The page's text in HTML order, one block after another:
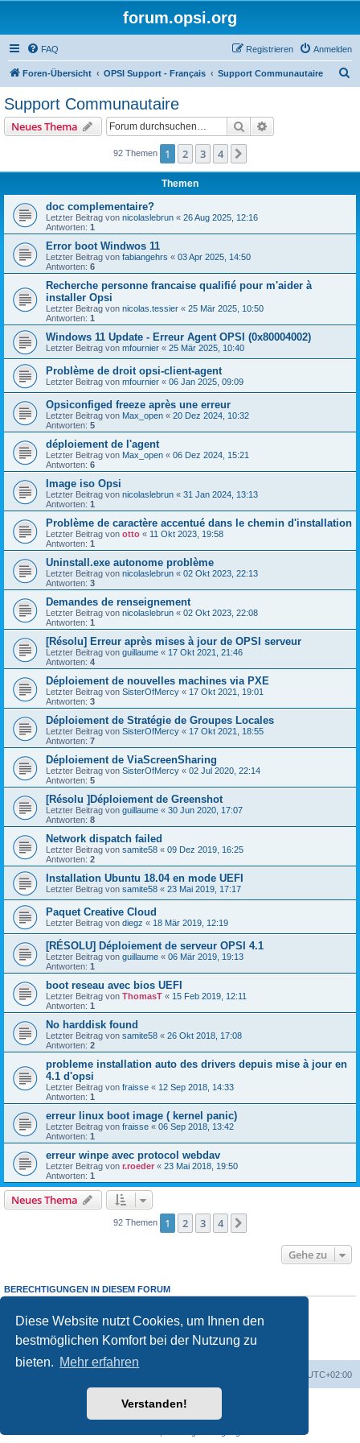
Diese Website nutzt Cookies, um Ihnen den
bestmöglichen Komfort bei der Nutzung zu
bieten. Mehr erfahren
Verstanden!
forum.opsi.org
FAQ Anmelden
Registrieren
Foren-Übersicht OPSI Support - Français Support Communautaire
Support Communautaire
Neues Thema Suche
92 Themen 1 2 3 4
Themen
doc complementaire?
Letzter Beitrag von nicolaslebrun « 26 Aug 2025, 12:16
Antworten: 1
Error boot Windwos 11
Letzter Beitrag von fabiangehrs « 03 Apr 2025, 14:50
Antworten: 6
Recherche personne francaise qualifié pour m'aider à
installer Opsi
Letzter Beitrag von nicolas.tessier « 25 Mär 2025, 10:50
Antworten: 1
Windows 11 Update - Erreur Agent OPSI (0x80004002)
Letzter Beitrag von mfournier « 25 Mär 2025, 10:40
Problème de droit opsi-client-agent
Letzter Beitrag von mfournier « 06 Jan 2025, 09:09
Opsiconfiged freeze après une erreur
Letzter Beitrag von Max_open « 20 Dez 2024, 10:32
Antworten: 5
déploiement de l'agent
Letzter Beitrag von Max_open « 06 Dez 2024, 15:21
Antworten: 6
Image iso Opsi
Letzter Beitrag von nicolaslebrun « 31 Jan 2024, 13:13
Antworten: 1
Problème de caractère accentué dans le chemin d'installation
Letzter Beitrag von otto « 11 Okt 2023, 19:58
Antworten: 1
Uninstall.exe autonome problème
Letzter Beitrag von nicolaslebrun « 02 Okt 2023, 22:13
Antworten: 3
Demandes de renseignement
Letzter Beitrag von nicolaslebrun « 02 Okt 2023, 22:08
Antworten: 1
[Résolu] Erreur après mises à jour de OPSI serveur
Letzter Beitrag von guillaume « 17 Okt 2021, 21:46
Antworten: 4
Déploiement de nouvelles machines via PXE
Letzter Beitrag von SisterOfMercy « 17 Okt 2021, 19:01
Antworten: 3
Déploiement de Stratégie de Groupes Locales
Letzter Beitrag von SisterOfMercy « 17 Okt 2021, 18:55
Antworten: 7
Déploiement de ViaScreenSharing
Letzter Beitrag von SisterOfMercy « 02 Jul 2020, 22:14
Antworten: 5
[Résolu ]Déploiement de Greenshot
Letzter Beitrag von guillaume « 30 Jun 2020, 17:07
Antworten: 8
Network dispatch failed
Letzter Beitrag von samite58 « 09 Dez 2019, 16:25
Antworten: 2
Installation Ubuntu 18.04 en mode UEFI
Letzter Beitrag von samite58 « 23 Mai 2019, 17:17
Paquet Creative Cloud
Letzter Beitrag von diegz « 18 Mär 2019, 12:19
[RÉSOLU] Déploiement de serveur OPSI 4.1
Letzter Beitrag von guillaume « 06 Mär 2019, 19:13
Antworten: 1
boot reseau avec bios UEFI
Letzter Beitrag von ThomasT « 15 Feb 2019, 12:11
Antworten: 1
No harddisk found
Letzter Beitrag von samite58 « 26 Okt 2018, 17:08
Antworten: 2
probleme installation auto des drivers depuis mise à jour en
4.1 d'opsi
Letzter Beitrag von fraisse « 12 Sep 2018, 14:33
Antworten: 1
erreur linux boot image ( kernel panic)
Letzter Beitrag von fraisse « 06 Sep 2018, 13:42
Antworten: 1
erreur winpe avec protocol webdav
Letzter Beitrag von r.roeder « 23 Mai 2018, 19:50
Antworten: 1
Neues Thema
92 Themen 1 2 3 4
Gehe zu
BERECHTIGUNGEN IN DIESEM FORUM
Sie dürfen
keine
Antworten zu Themen in diesem Forum erstellen.
Sie dürfen Ihre Beiträge in diesem Forumnicht ändern.
Sie dürfen Ihre Beiträge in diesem Forumnichtlöschen.
keine
UTC+02:00
Powered byphpBB® Forum Software © phpBB Limited
phpBB.de